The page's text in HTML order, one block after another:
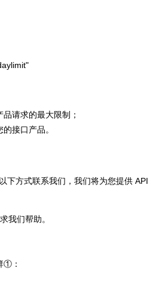
请求的最大限制；
接口产品。
下方式联系我们，我们将为您提供 API
我们帮助。
①：